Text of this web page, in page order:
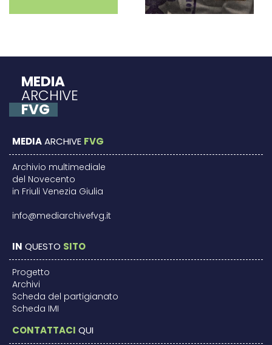
MEDIA
ARCHIVE
FVG
MEDIAARCHIVE FVG
Archivio multimediale
del Novecento
in Friuli Venezia Giulia
info@mediarchivefvg.it
IN QUESTO SITO
Progetto
Archivi
Scheda del partigianato
Scheda IMI
CONTATTACI QUI